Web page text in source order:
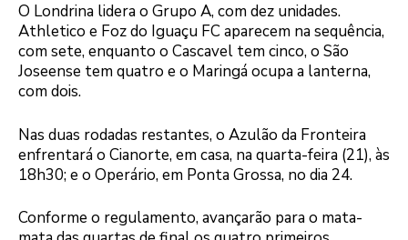
O Londrina lidera o Grupo A, com dez unidades.
Athletico e Foz do Iguaçu FC aparecem na sequência,
com sete, enquanto o Cascavel tem cinco, o São
Joseense tem quatro e o Maringá ocupa a lanterna,
com dois.
Nas duas rodadas restantes, o Azulão da Fronteira
enfrentará o Cianorte, em casa, na quarta-feira (21), às
18h30; e o Operário, em Ponta Grossa, no dia 24.
Conforme o regulamento, avançarão para o mata-